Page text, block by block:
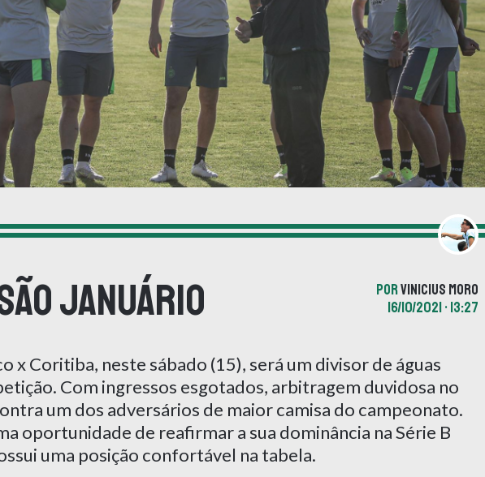
Januário PORVINICIUS MORO
16/10/2021 • 13:27
x Coritiba, neste sábado (15), será um divisor de águas
Com ingressos esgotados, arbitragem duvidosa no
um dos adversários de maior camisa do campeonato.
oportunidade de reafirmar a sua dominância na Série B
uma posição confortável na tabela.